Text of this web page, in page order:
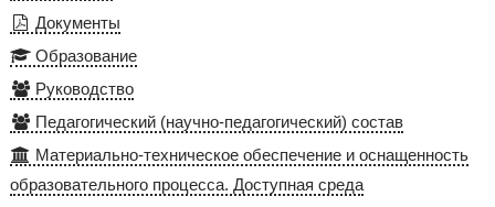
Документы
Образование
Руководство
Педагогический (научно-педагогический) состав
Материально-техническое обеспечение и оснащенность
образовательного процесса. Доступная среда